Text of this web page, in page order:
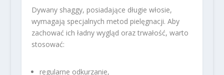
Dywany shaggy, posiadające długie włosie,
wymagają specjalnych metod pielęgnacji. Aby
zachować ich ładny wygląd oraz trwałość, warto
stosować:
regularne odkurzanie,